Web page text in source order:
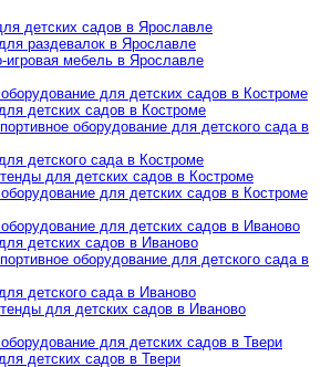
детских садов в Ярославле
раздевалок в Ярославле
мебель в Ярославле
для детских садов в Костроме
детских садов в Костроме
оборудование для детского сада в
детского сада в Костроме
для детских садов в Костроме
для детских садов в Костроме
для детских садов в Иваново
детских садов в Иваново
оборудование для детского сада в
детского сада в Иваново
для детских садов в Иваново
для детских садов в Твери
детских садов в Твери